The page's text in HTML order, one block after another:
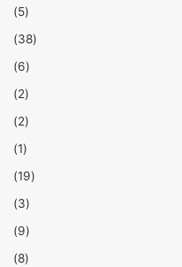
(5)
(38)
(6)
(2)
(2)
(1)
(19)
(3)
(9)
(8)